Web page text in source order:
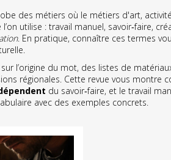
des métiers où le métiers d'art,
utilise : travail manuel, savoir‑faire,
. En pratique, connaître ces termes
l’origine du mot, des listes de
régionales. Cette revue vous montre
du savoir‑faire, et le travail
avec des exemples concrets.